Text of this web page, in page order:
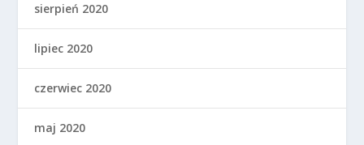
sierpień 2020
lipiec 2020
czerwiec 2020
maj 2020